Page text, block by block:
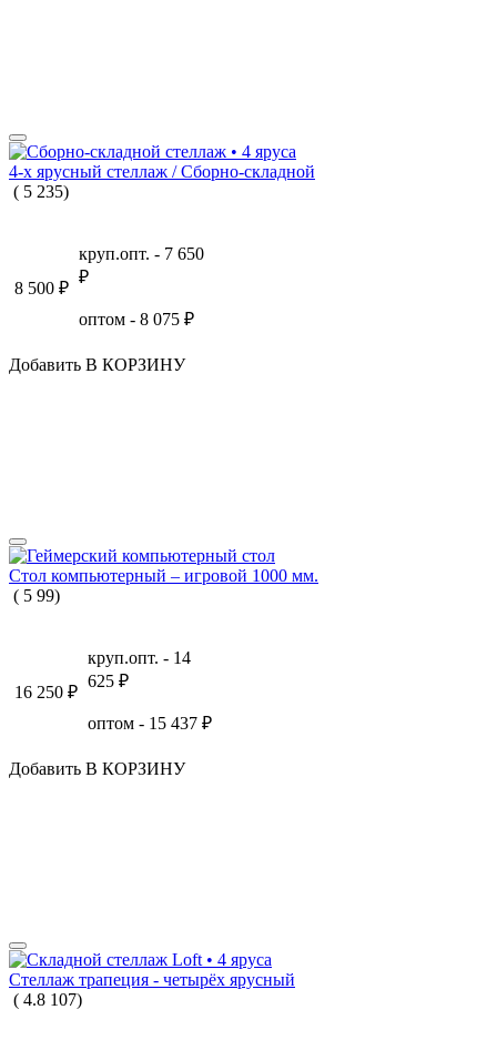
4-х ярусный стеллаж / Сборно-складной
( 5 235)
8 500 ₽
круп.опт. - 7 650
₽
оптом - 8 075 ₽
Добавить В КОРЗИНУ
Стол компьютерный – игровой 1000 мм.
( 5 99)
16 250 ₽
круп.опт. - 14
625 ₽
оптом - 15 437 ₽
Добавить В КОРЗИНУ
Стеллаж трапеция - четырёх ярусный
( 4.8 107)